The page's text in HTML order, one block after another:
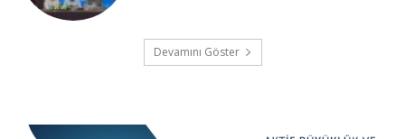
Devamını Göster